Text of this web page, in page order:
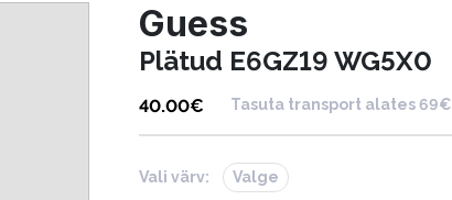
Guess
Plätud E6GZ19 WG5X0
40.00€ Tasuta transport alates 69€
Vali värv: Valge